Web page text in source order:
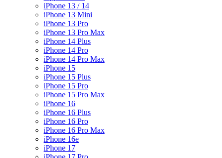
iPhone 13 / 14
iPhone 13 Mini
iPhone 13 Pro
iPhone 13 Pro Max
iPhone 14 Plus
iPhone 14 Pro
iPhone 14 Pro Max
iPhone 15
iPhone 15 Plus
iPhone 15 Pro
iPhone 15 Pro Max
iPhone 16
iPhone 16 Plus
iPhone 16 Pro
iPhone 16 Pro Max
iPhone 16e
iPhone 17